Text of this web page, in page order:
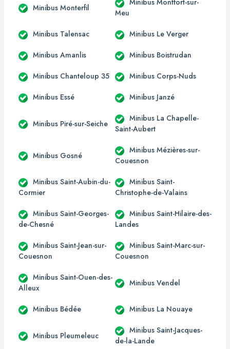
Minibus Monterfil
Minibus Montfort-sur-
Meu
Minibus Talensac Minibus Le Verger
Minibus Amanlis Minibus Boistrudan
Minibus Chanteloup 35 Minibus Corps-Nuds
Minibus Essé Minibus Janzé
Minibus Piré-sur-Seiche
Minibus La Chapelle-
Saint-Aubert
Minibus Gosné
Minibus Mézières-sur-
Couesnon
Minibus Saint-Aubin-du-
Cormier
Minibus Saint-
Christophe-de-Valains
Minibus Saint-Georges-
de-Chesné
Minibus Saint-Hilaire-des-
Landes
Minibus Saint-Jean-sur-
Couesnon
Minibus Saint-Marc-sur-
Couesnon
Minibus Saint-Ouen-des-
Alleux
Minibus Vendel
Minibus Bédée Minibus La Nouaye
Minibus Pleumeleuc
Minibus Saint-Jacques-
de-la-Lande